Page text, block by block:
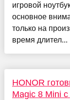
игровой
основное
только на
время длител...
HONOR
Magic 8 Mini